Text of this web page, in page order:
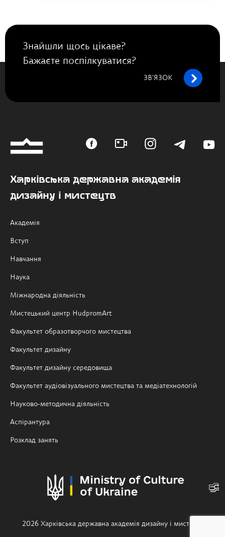
Знайшли щось цікаве?
Бажаєте поспілкуватися?
ЗВ’ЯЗОК
Харківська державна академія
дизайну і мистецтв
Академія
Вступ
Навчання
Наука
Міжнародна діяльність
Мистецький центр HudpromArt
Факультет образотворчого мистецтва
Факультет дизайну
Факультет дизайну середовища
Факультет аудіовізуального мистецтва та медіатехнологій
Науково-методична діяльність
Аспірантура
Розклад занять
2026 Харківська державна академія дизайну і мистецтв